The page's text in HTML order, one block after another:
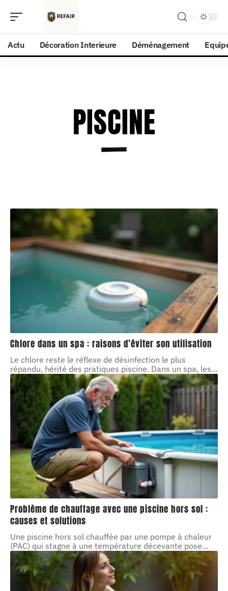
Actu Décoration Interieure Déménagement
PISCINE
Chlore dans un spa : raisons d’éviter son utilisation
Le chlore reste le réflexe de désinfection le plus
répandu, hérité des pratiques piscine. Dans un spa, les…
Problème de chauffage avec une piscine hors sol :
causes et solutions
Une piscine hors sol chauffée par une pompe à chaleur
(PAC) qui stagne à une température décevante pose…